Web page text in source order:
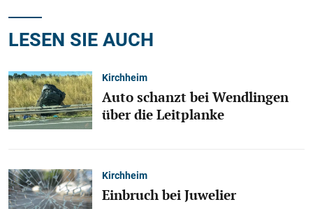
LESEN SIE AUCH
Kirchheim
Auto schanzt bei Wendlingen
über die Leitplanke
Kirchheim
Einbruch bei Juwelier